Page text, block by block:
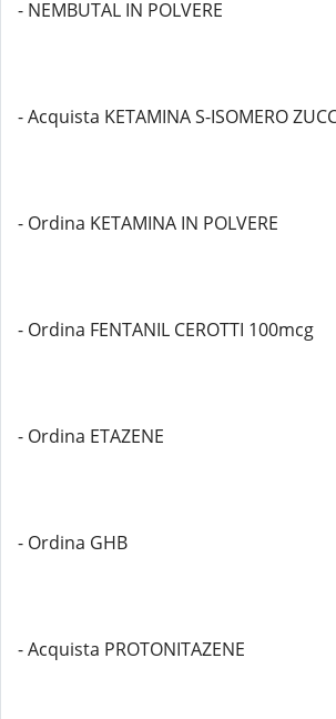
- NEMBUTAL IN POLVERE
- Acquista KETAMINA S-ISOMERO
- Ordina KETAMINA IN POLVERE
- Ordina FENTANIL CEROTTI 100mcg
- Ordina ETAZENE
- Ordina GHB
- Acquista PROTONITAZENE